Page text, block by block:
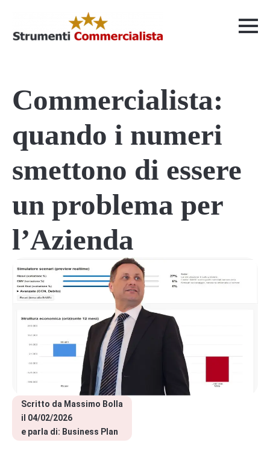
Commercialista:
quando i numeri
smettono di essere
un problema per
l’Azienda
Scritto da Massimo Bolla
il 04/02/2026
e parla di: Business Plan